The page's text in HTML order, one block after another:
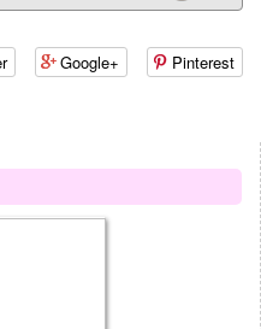
Google+ Pinterest